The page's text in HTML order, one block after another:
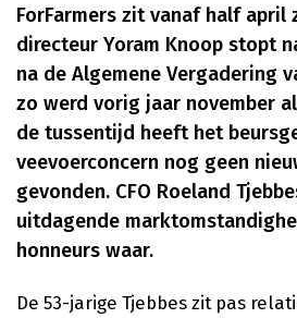
ForFarmers zit vanaf half april
directeur Yoram Knoop stopt
na de Algemene Vergadering
zo werd vorig jaar november
de tussentijd heeft het
veevoerconcern nog geen
gevonden. CFO Roeland
uitdagende
honneurs waar.
De 53-jarige Tjebbes zit pas